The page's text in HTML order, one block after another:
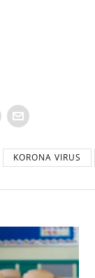
KORONA VIRUS